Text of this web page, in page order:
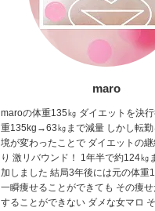
maro
maroの体重135㎏ ダイエットを決
重135kg→63㎏まで減量 しかし転勤
境が変わったことで ダイエットの
り 激リバウンド！ 1年半で約124㎏
加しました 結局3年後には元の体重
一瞬痩せることができても その痩
することができない ダメな女マロ